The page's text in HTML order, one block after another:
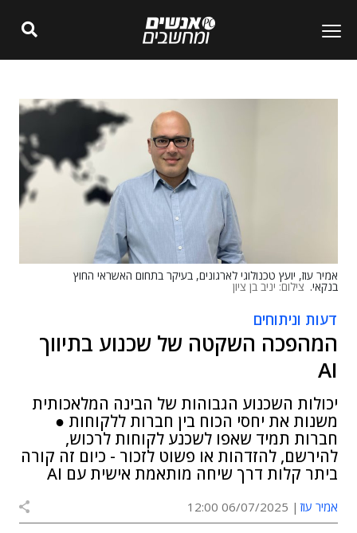
אמיר עוז, יועץ טכנולוגי לארגונים, בעיקר בתחום האשראי החוץ
בנקאי. צילום: יניב בן ציון
דעות וניתוחים
המהפכה השקטה של שכנוע בתיווך
AI
יכולות השכנוע הגבוהות של הבינה המלאכותית
משנות את יחסי הכוח בין חברות ללקוחות ●
חברות תמיד שאפו לשכנע לקוחות לרכוש,
להירשם, להזדהות או פשוט לזכור - כיום זה קורה
ביתר קלות דרך שיחה מותאמת אישית עם AI
אמיר עוז 06/07/2025 12:00